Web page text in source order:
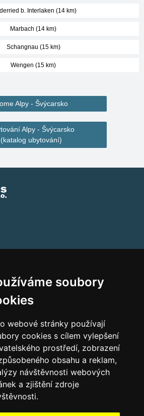
soubory
webové stránky používají
cookies s cílem vylepšení
prostředí, zobrazení
obsahu a reklam,
návštěvnosti webových
a zjištění zdroje
b. Interlaken (14 km)
Marbach (14 km)
Schangnau (15 km)
Wengen (15 km)
Alpy - Švýcarsko
Alpy - Švýcarsko
(katalog ubytování)
- Švýcarsko